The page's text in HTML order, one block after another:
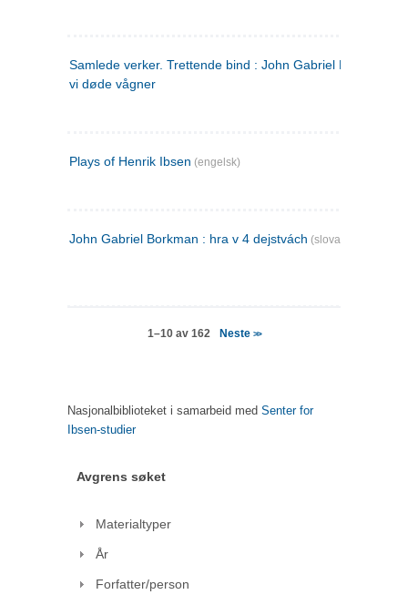
Samlede verker. Trettende bind : John Gabriel Borkman ;
vi døde vågner
Plays of Henrik Ibsen (engelsk)
John Gabriel Borkman : hra v 4 dejstvách (slovakisk)
1–10 av 162 Neste >>
Nasjonalbiblioteket i samarbeid med Senter for
Ibsen-studier
Avgrens søket
Materialtyper
År
Forfatter/person